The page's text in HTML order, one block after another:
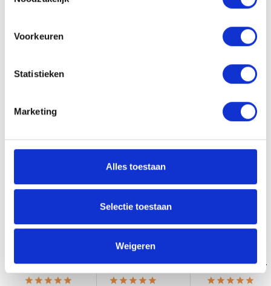
Voorkeuren
Statistieken
Marketing
Alles toestaan
Selectie toestaan
Weigeren
Wil je weten of dit product bij je past? Of hoe je het moet gebruiken?
Onze kappers helpen je graag verder!
Stuur ons een mailtje
Gerelateerde producten
Glow Cleanser Cool Glow Cleanser Glow Conditioner